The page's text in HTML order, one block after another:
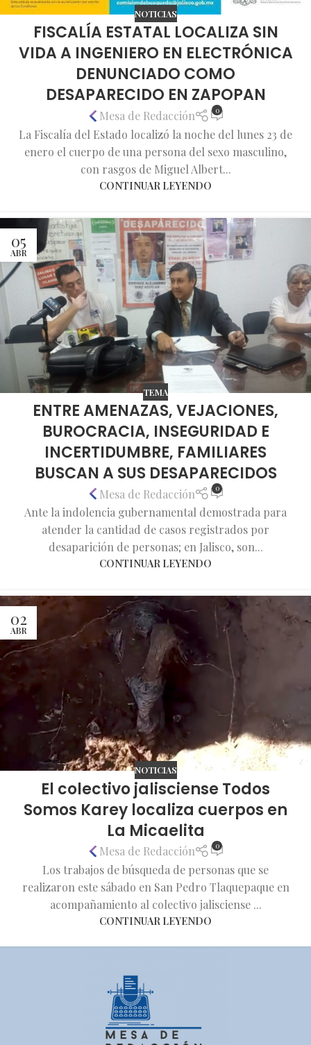
NOTICIAS
FISCALÍA ESTATAL LOCALIZA SIN
VIDA A INGENIERO EN ELECTRÓNICA
DENUNCIADO COMO
DESAPARECIDO EN ZAPOPAN
Mesa de Redacción 0
La Fiscalía del Estado localizó la noche del lunes 23 de
enero el cuerpo de una persona del sexo masculino,
con rasgos de Miguel Albert...
CONTINUAR LEYENDO
05
ABR
TEMA
ENTRE AMENAZAS, VEJACIONES,
BUROCRACIA, INSEGURIDAD E
INCERTIDUMBRE, FAMILIARES
BUSCAN A SUS DESAPARECIDOS
Mesa de Redacción 0
Ante la indolencia gubernamental demostrada para
atender la cantidad de casos registrados por
desaparición de personas; en Jalisco, son...
CONTINUAR LEYENDO
02
ABR
NOTICIAS
El colectivo jalisciense Todos
Somos Karey localiza cuerpos en
La Micaelita
Mesa de Redacción 0
Los trabajos de búsqueda de personas que se
realizaron este sábado en San Pedro Tlaquepaque en
acompañamiento al colectivo jalisciense ...
CONTINUAR LEYENDO